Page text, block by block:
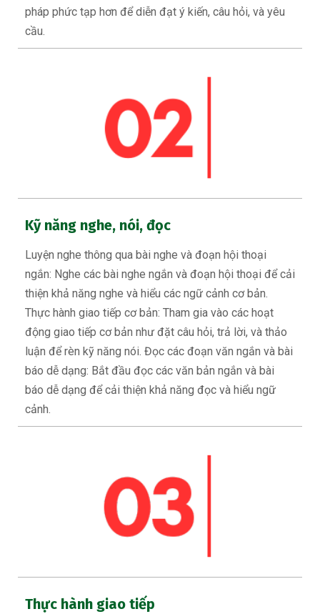
pháp phức tạp hơn để diễn đạt ý kiến, câu hỏi, và yêu
cầu.
Kỹ năng nghe, nói, đọc
Luyện nghe thông qua bài nghe và đoạn hội thoại
ngắn: Nghe các bài nghe ngắn và đoạn hội thoại để cải
thiện khả năng nghe và hiểu các ngữ cảnh cơ bản.
Thực hành giao tiếp cơ bản: Tham gia vào các hoạt
động giao tiếp cơ bản như đặt câu hỏi, trả lời, và thảo
luận để rèn kỹ năng nói. Đọc các đoạn văn ngắn và bài
báo dễ dạng: Bắt đầu đọc các văn bản ngắn và bài
báo dễ dạng để cải thiện khả năng đọc và hiểu ngữ
cảnh.
Thực hành giao tiếp